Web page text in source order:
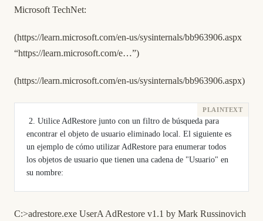
Microsoft TechNet:
(https://learn.microsoft.com/en-us/sysinternals/bb963906.aspx
“https://learn.microsoft.com/e…”)
(https://learn.microsoft.com/en-us/sysinternals/bb963906.aspx)
2. Utilice AdRestore junto con un filtro de búsqueda para
encontrar el objeto de usuario eliminado local. El siguiente es
un ejemplo de cómo utilizar AdRestore para enumerar todos
los objetos de usuario que tienen una cadena de "Usuario" en
su nombre:
C:>adrestore.exe UserA AdRestore v1.1 by Mark Russinovich